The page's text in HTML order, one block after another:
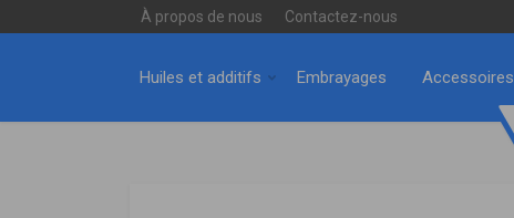
À propos de nous Contactez-nous
Huiles et additifs Embrayages Accessoires